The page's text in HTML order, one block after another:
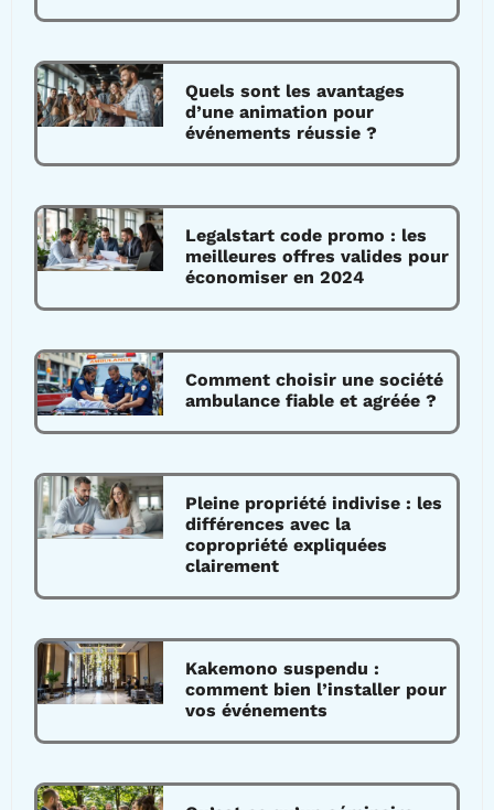
Quels sont les avantages
d’une animation pour
événements réussie ?
Legalstart code promo : les
meilleures offres valides pour
économiser en 2024
Comment choisir une société
ambulance fiable et agréée ?
Pleine propriété indivise : les
différences avec la
copropriété expliquées
clairement
Kakemono suspendu :
comment bien l’installer pour
vos événements